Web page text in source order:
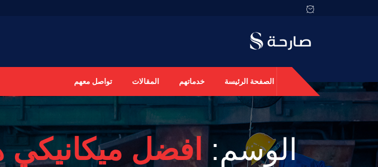
الصفحة الرئيسة خدماتهم المقالات تواصل معهم
الوسم: افضل